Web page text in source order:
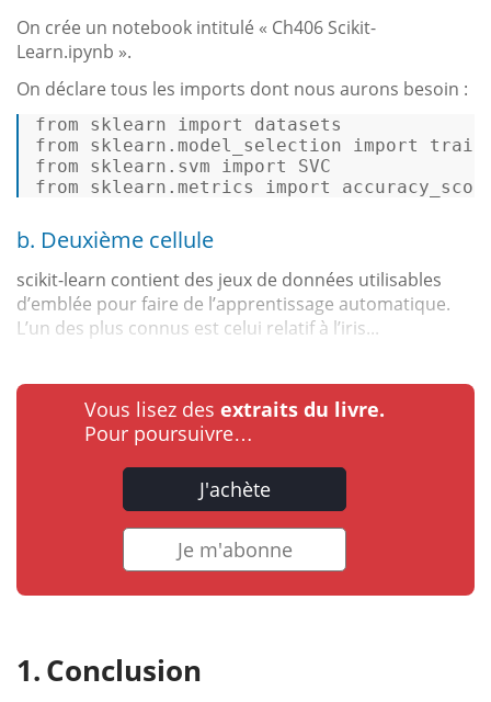
On crée un notebook intitulé « Ch406 Scikit-
Learn.ipynb ».
On déclare tous les imports dont nous aurons besoin :
from sklearn import
from sklearn. model_selection
import
from sklearn. svm import
SVC
from sklearn. metrics import
b. Deuxième cellule
scikit-learn contient des jeux de données utilisables
d’emblée pour faire de l’apprentissage automatique.
L’un des plus connus est celui relatif à l’iris...
Vous lisez des extraits du livre.
Pour poursuivre…
J'achète
Je m'abonne
Conclusion